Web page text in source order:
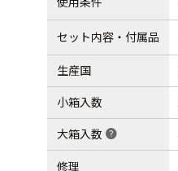
セット内容・付属品
生産国
小箱入数
大箱入数 help
修理